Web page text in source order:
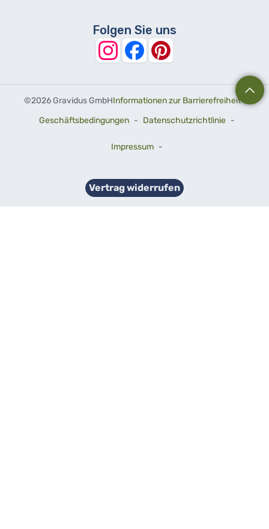
Folgen Sie uns
©2026 Gravidus GmbHInformationen zur Barrierefreiheit-
Geschäftsbedingungen - Datenschutzrichtlinie -
Impressum -
Vertrag widerrufen